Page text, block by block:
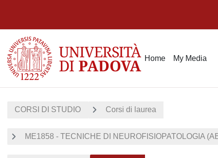
Home My Media
CORSI DI STUDIO Corsi di laurea
ME1858 - TECNICHE DI NEUROFISIOPATOLOGIA